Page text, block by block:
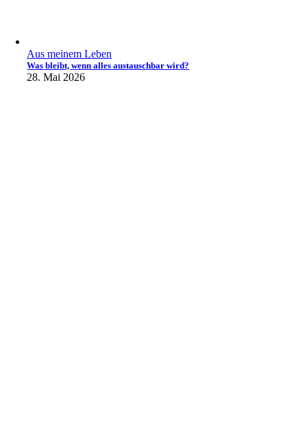
Aus meinem Leben
Was bleibt, wenn alles austauschbar wird?
28. Mai 2026